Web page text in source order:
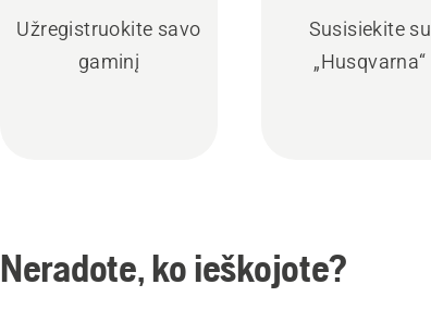
Užregistruokite savo
gaminį
Susisiekite su
„Husqvarna“
Neradote, ko ieškojote?